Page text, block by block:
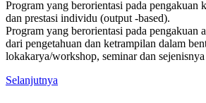
Program yang berorientasi pada pengakuan
dan prestasi individu (output -based).
Program yang berorientasi pada pengakuan
dari pengetahuan dan ketrampilan dalam
lokakarya/workshop, seminar dan
Selanjutnya